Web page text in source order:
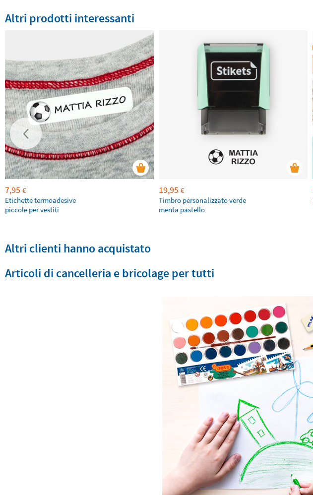
Altri prodotti interessanti
7,95 €
Etichette termoadesive
piccole per vestiti
19,95 €
Timbro personalizzato verde
menta pastello
Altri clienti hanno acquistato
Articoli di cancelleria e bricolage per tutti